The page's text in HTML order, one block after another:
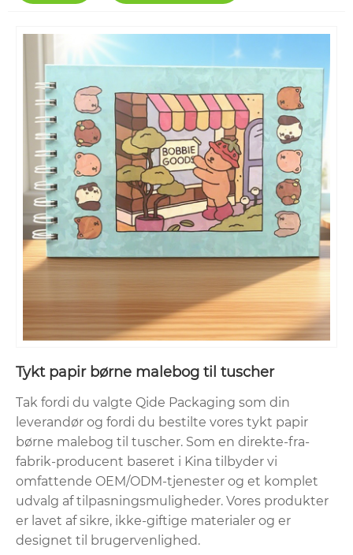
Tykt papir børne malebog til tuscher
Tak fordi du valgte Qide Packaging som din
leverandør og fordi du bestilte vores tykt papir
børne malebog til tuscher. Som en direkte-fra-
fabrik-producent baseret i Kina tilbyder vi
omfattende OEM/ODM-tjenester og et komplet
udvalg af tilpasningsmuligheder. Vores produkter
er lavet af sikre, ikke-giftige materialer og er
designet til brugervenlighed.